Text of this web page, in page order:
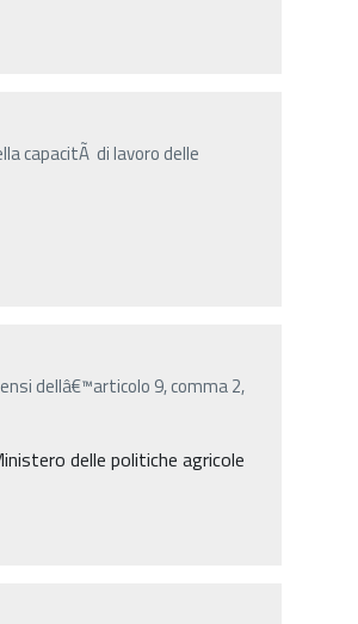
capacitÃ di lavoro delle
dellâ€™articolo 9, comma 2,
delle politiche agricole